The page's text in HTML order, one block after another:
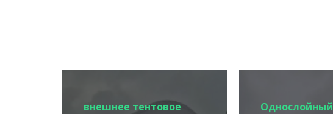
внешнее тентовое
Однослойный